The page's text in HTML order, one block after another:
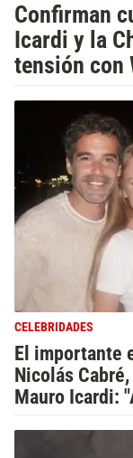
Confirman
Icardi y la
tensión con
CELEBRIDADES
El importante
Nicolás
Mauro Icardi: